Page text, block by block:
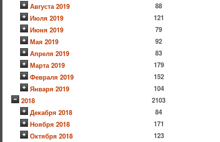
Августа 2019
88
Июля 2019
121
Июня 2019
79
Мая 2019
92
Апреля 2019
83
Марта 2019
179
Февраля 2019
152
Января 2019
104
2018
2103
Декабря 2018
84
Ноября 2018
171
Октября 2018
123